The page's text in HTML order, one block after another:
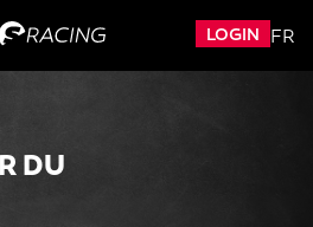
LOGIN FR
DU